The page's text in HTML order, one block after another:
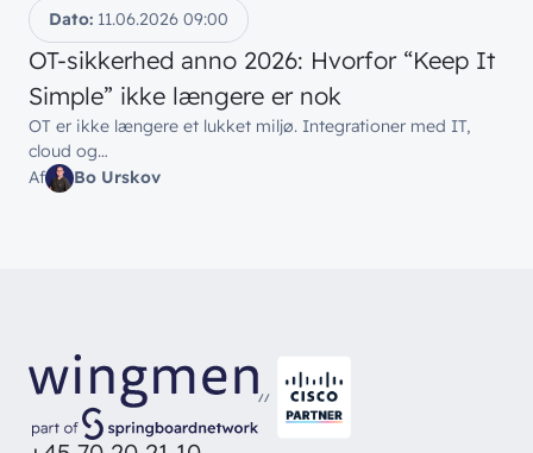
Cases
Offentlige organisationer
Bliv inspireret
Kontaktcenter
// SERVICES
Managed Services
Bliv en del af
Skriv dig op og få alle nyheder
direkte i din inbox
Dato: 11.06.2026 09:00
OT-sikkerhed anno 2026: Hvorfor “Keep It
Simple” ikke længere er nok
OT er ikke længere et lukket miljø. Integrationer med IT,
cloud og…
Af
Bo Urskov
//